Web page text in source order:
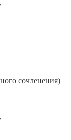
сочленения)